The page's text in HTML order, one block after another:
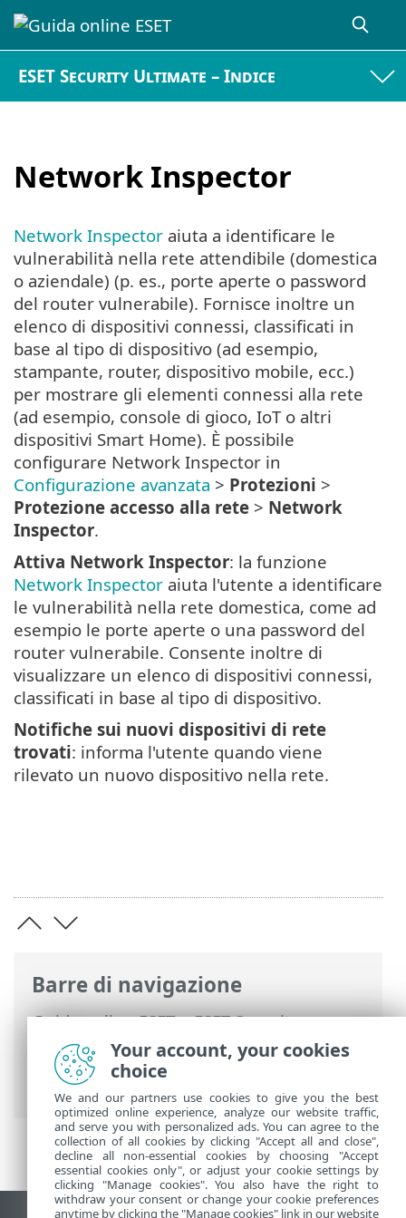
ESET Security Ultimate – Indice
Network Inspector
Barre di navigazione
Guida online ESET>ESET Security
Ultimate
>Configurazione avanzata>
Protezioni>Protezione accesso alla rete
> Network Inspector
Network Inspector aiuta a identificare le
vulnerabilità nella rete attendibile (domestica
o aziendale) (p. es., porte aperte o password
del router vulnerabile). Fornisce inoltre un
elenco di dispositivi connessi, classificati in
base al tipo di dispositivo (ad esempio,
stampante, router, dispositivo mobile, ecc.)
per mostrare gli elementi connessi alla rete
(ad esempio, console di gioco, IoT o altri
dispositivi Smart Home). È possibile
configurare Network Inspector in
Configurazione avanzata > Protezioni >
Protezione accesso alla rete > Network
Inspector.
Attiva Network Inspector: la funzione
Network Inspector aiuta l'utente a identificare
le vulnerabilità nella rete domestica, come ad
esempio le porte aperte o una password del
router vulnerabile. Consente inoltre di
visualizzare un elenco di dispositivi connessi,
classificati in base al tipo di dispositivo.
Notifiche sui nuovi dispositivi di rete
trovati: informa l'utente quando viene
rilevato un nuovo dispositivo nella rete.
Your account, your cookies
choice
We and our partners use cookies to give you the best
optimized online experience, analyze our website traffic,
and serve you with personalized ads. You can agree to the
collection of all cookies by clicking "Accept all and close",
decline all non-essential cookies by choosing "Accept
essential cookies only", or adjust your cookie settings by
clicking "Manage cookies". You also have the right to
withdraw your consent or change your cookie preferences
anytime by clicking the "Manage cookies" link in our website